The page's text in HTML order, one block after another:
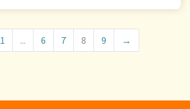
1 ... 6 7 8 9 →